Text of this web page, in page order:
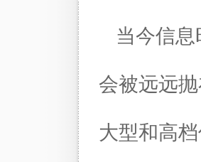
当今信
会被远远
大型和高